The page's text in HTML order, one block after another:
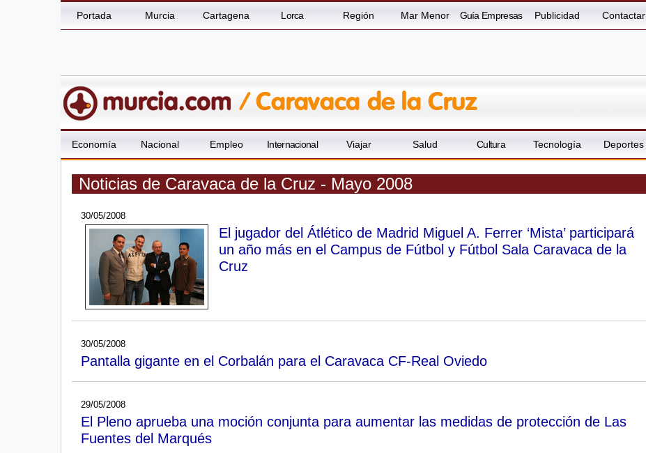
Portada Murcia Cartagena Lorca Región Mar Menor Guía Empresas Publicidad Contactar
Economía Nacional Empleo Internacional Viajar Salud Cultura Tecnología Deportes
Noticias de Caravaca de la Cruz - Mayo 2008
30/05/2008
El jugador del Átlético de Madrid Miguel A. Ferrer ‘Mista’ participará
un año más en el Campus de Fútbol y Fútbol Sala Caravaca de la
Cruz
30/05/2008
Pantalla gigante en el Corbalán para el Caravaca CF-Real Oviedo
29/05/2008
El Pleno aprueba una moción conjunta para aumentar las medidas de protección de Las
Fuentes del Marqués